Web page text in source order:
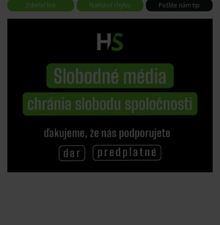
Zdieľať link Nahlásiť chybu Pošlite nám tip